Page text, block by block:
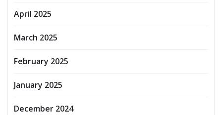
April 2025
March 2025
February 2025
January 2025
December 2024